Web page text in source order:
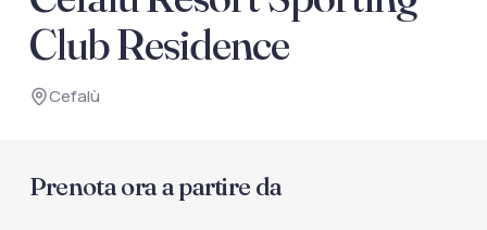
documenti di viaggio.
Accedi / Registrati
Club Residence
Cefalù
Prenota ora a partire da